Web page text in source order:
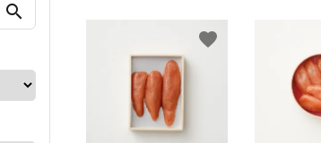
favorite
search